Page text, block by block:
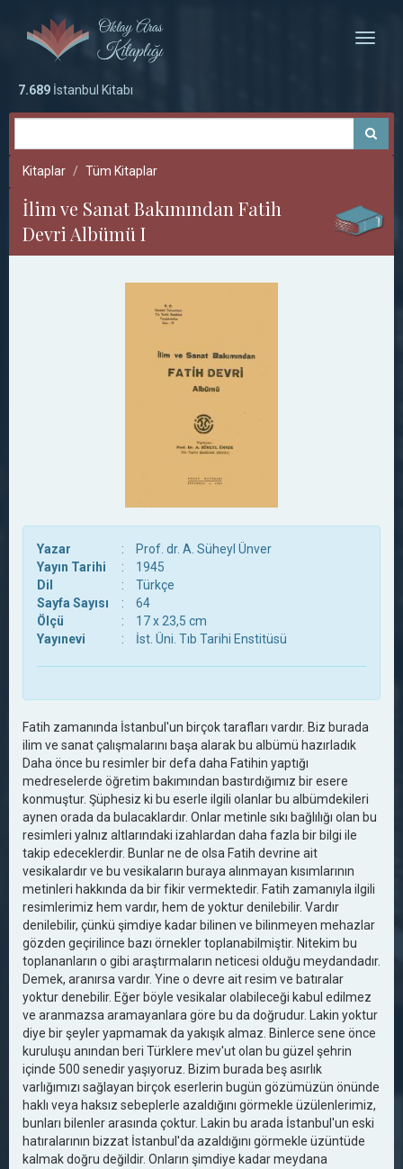
Toggle
7.689 İstanbul Kitabı
Kitaplar Tüm Kitaplar
İlim ve Sanat Bakımından Fatih
Devri Albümü I
Yazar :
Prof. dr. A. Süheyl Ünver
Yayın Tarihi
:
1945
Dil
:
Türkçe
Sayfa Sayısı
:
64
Ölçü
:
17 x 23,5 cm
Yayınevi
: İst. Üni. Tıb Tarihi Enstitüsü
Fatih zamanında İstanbul'un birçok tarafları vardır. Biz burada
ilim ve sanat çalışmalarını başa alarak bu albümü hazırladık
Daha önce bu resimler bir defa daha Fatihin yaptığı
medreselerde öğretim bakımından bastırdığımız bir esere
konmuştur. Şüphesiz ki bu eserle ilgili olanlar bu albümdekileri
aynen orada da bulacaklardır. Onlar metinle sıkı bağlılığı olan bu
resimleri yalnız altlarındaki izahlardan daha fazla bir bilgi ile
takip edeceklerdir. Bunlar ne de olsa Fatih devrine ait
vesikalardır ve bu vesikaların buraya alınmayan kısımlarının
metinleri hakkında da bir fikir vermektedir. Fatih zamanıyla ilgili
resimlerimiz hem vardır, hem de yoktur denilebilir. Vardır
denilebilir, çünkü şimdiye kadar bilinen ve bilinmeyen mehazlar
gözden geçirilince bazı örnekler toplanabilmiştir. Nitekim bu
toplananların o gibi araştırmaların neticesi olduğu meydandadır.
Demek, aranırsa vardır. Yine o devre ait resim ve batıralar
yoktur denebilir. Eğer böyle vesikalar olabileceği kabul edilmez
ve aranmazsa aramayanlara göre bu da doğrudur. Lakin yoktur
diye bir şeyler yapmamak da yakışık almaz. Binlerce sene önce
kuruluşu anından beri Türklere mev'ut olan bu güzel şehrin
içinde 500 senedir yaşıyoruz. Bizim burada beş asırlık
varlığımızı sağlayan birçok eserlerin bugün gözümüzün önünde
haklı veya haksız sebeplerle azaldığını görmekle üzülenlerimiz,
bunları bilenler arasında çoktur. Lakin bu arada İstanbul'un eski
hatıralarının bizzat İstanbul'da azaldığını görmekle üzüntüde
kalmak doğru değildir. Onların şimdiye kadar meydana